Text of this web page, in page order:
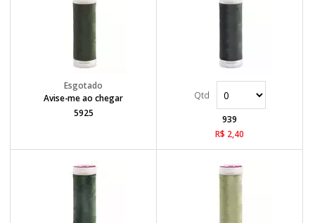
Avise-me ao chegar
5925
939
R$ 2,40